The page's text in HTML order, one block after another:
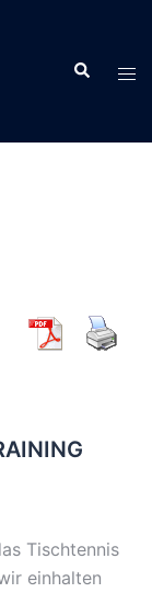
Suche
Tischtennis
einhalten